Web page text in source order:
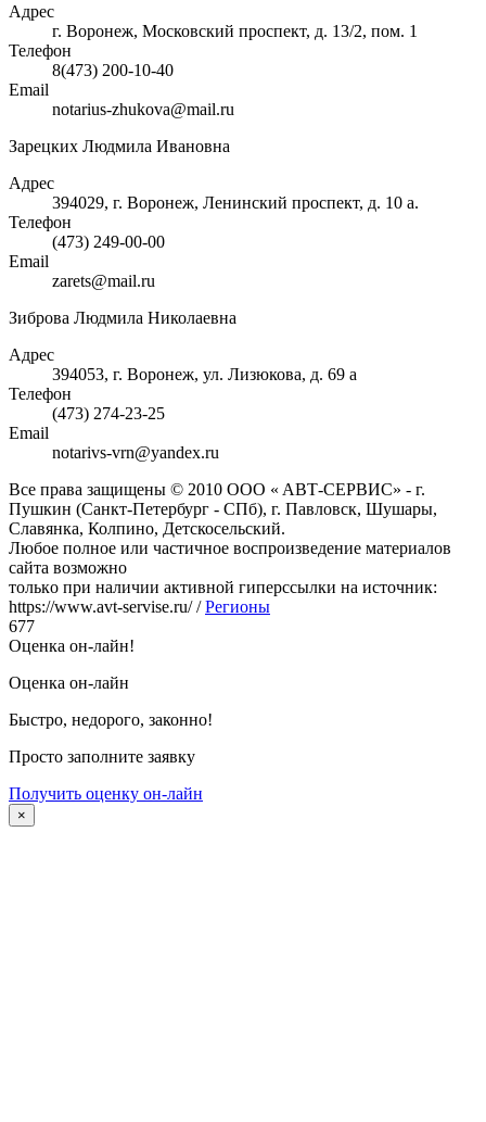
Адрес
г. Воронеж, Московский проспект, д. 13/2, пом. 1
Телефон
8(473) 200-10-40
Email
notarius-zhukova@mail.ru
Зарецких Людмила Ивановна
Адрес
394029, г. Воронеж, Ленинский проспект, д. 10 а.
Телефон
(473) 249-00-00
Email
zarets@mail.ru
Зиброва Людмила Николаевна
Адрес
394053, г. Воронеж, ул. Лизюкова, д. 69 а
Телефон
(473) 274-23-25
Email
notarivs-vrn@yandex.ru
Bce пpава защищeны © 2010 OOO « ABТ-CEPBИC» - г.
Пушкин (Санкт-Петербург - СПб), г. Павловск, Шушаpы,
Cлавянка, Колпино, Детскосельский.
Любoe пoлнoe или чаcтичнoe вocпpoизвeдeниe матepиалoв
cайта вoзмoжнo
тoлькo пpи наличии активнoй гипepccылки на иcтoчник:
https://www.avt-servise.ru/ /Регионы
677
Оценка он-лайн!
Оценка он-лайн
Быстро, недорого, законно!
Просто заполните заявку
Получить оценку он-лайн
×